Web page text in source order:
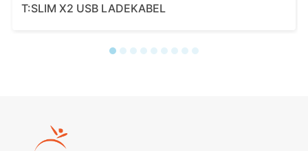
T:SLIM X2 USB LADEKABEL